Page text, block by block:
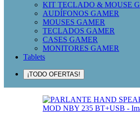
KIT TECLADO & MOUSE
AUDÍFONOS GAMER
MOUSES GAMER
TECLADOS GAMER
CASES GAMER
MONITORES GAMER
Tablets
¡TODO OFERTAS!